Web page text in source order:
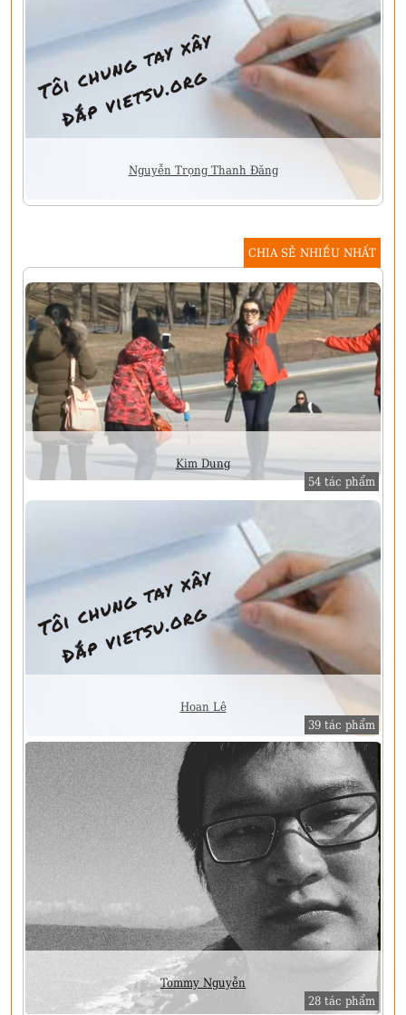
Nguyễn Trọng Thanh Đăng
CHIA SẺ NHIỀU NHẤT
Kim Dung
54 tác phẩm
Hoan Lê
39 tác phẩm
Tommy Nguyễn
28 tác phẩm